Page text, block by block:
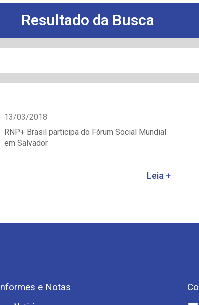
Resultado da Busca
13/03/2018
RNP+ Brasil participa do Fórum Social Mundial
em Salvador
Leia +
e Notas